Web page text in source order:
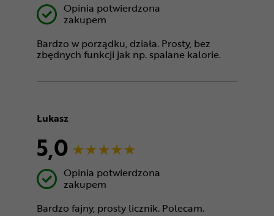
Opinia potwierdzona
zakupem
Bardzo w porządku, działa. Prosty, bez
zbędnych funkcji jak np. spalane kalorie.
Łukasz
5,0
Opinia potwierdzona
zakupem
Bardzo fajny, prosty licznik. Polecam.